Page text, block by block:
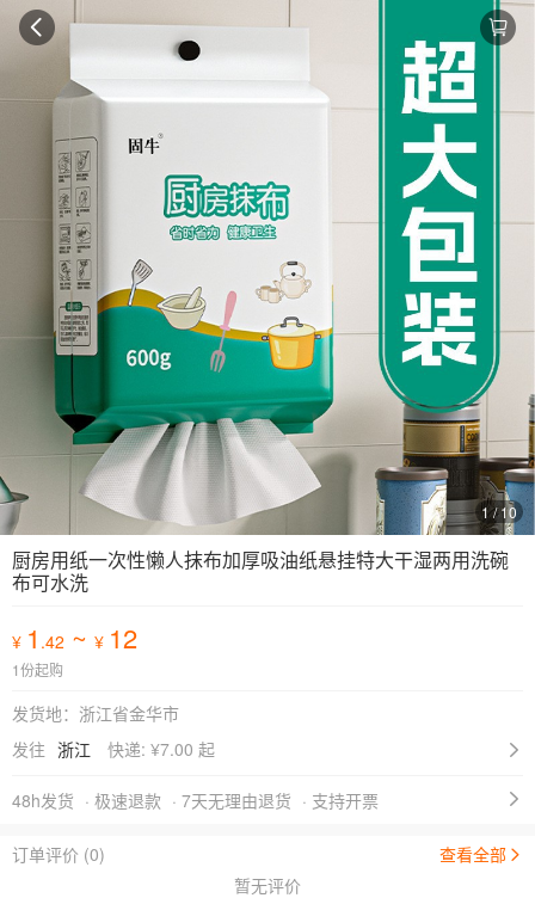
1 / 10
厨房用纸一次性懒人抹布加厚吸油纸悬挂特大干湿两用洗碗
布可水洗
¥ 1 .42 ~ ¥ 12
1份起购
发货地：浙江省金华市
发往 浙江 快递: ¥7.00 起
48h发货 · 极速退款 · 7天无理由退货 · 支持开票
订单评价 (0)
查看全部
暂无评价